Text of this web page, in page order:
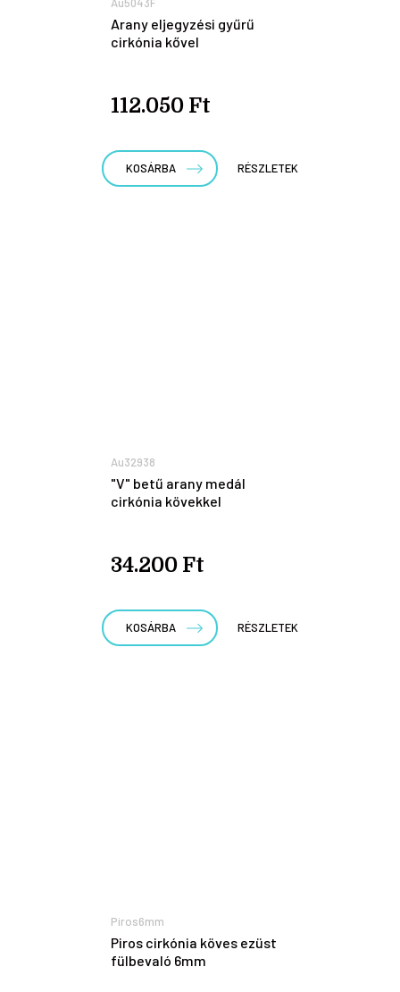
Arany eljegyzési gyűrű
cirkónia kővel
112.050 Ft
KOSÁRBA RÉSZLETEK
Au32938
"V" betű arany medál
cirkónia kövekkel
34.200 Ft
KOSÁRBA RÉSZLETEK
Piros6mm
Piros cirkónia köves ezüst
fülbevaló 6mm